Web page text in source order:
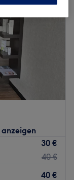
30 €
40 €
40 €